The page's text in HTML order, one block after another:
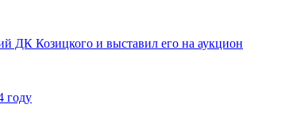
ДК Козицкого и выставил его на аукцион
году